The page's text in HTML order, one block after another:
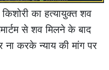
किशोरी का हत्यायुक्त शव
से शव मिलने के बाद
करके न्याय की मांग पर